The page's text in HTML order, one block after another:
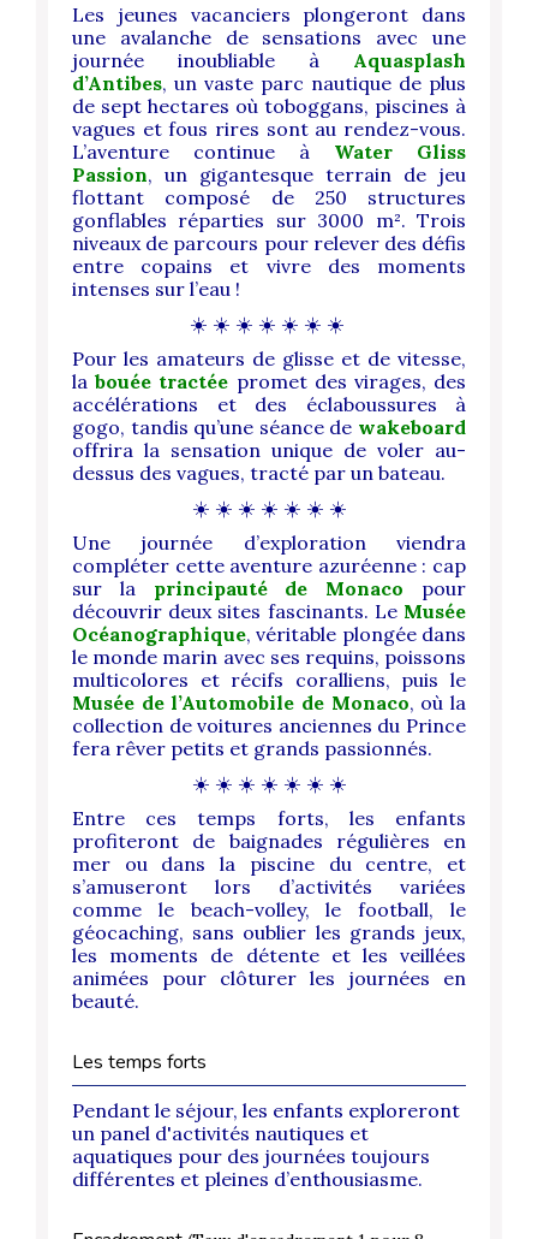
Les jeunes vacanciers plongeront dans
une avalanche de sensations avec une
journée inoubliable à Aquasplash
d’Antibes, un vaste parc nautique de plus
de sept hectares où toboggans, piscines à
vagues et fous rires sont au rendez-vous.
L’aventure continue à Water Gliss
Passion, un gigantesque terrain de jeu
flottant composé de 250 structures
gonflables réparties sur 3000 m². Trois
niveaux de parcours pour relever des défis
entre copains et vivre des moments
intenses sur l’eau !
☀️ ☀️ ☀️ ☀️ ☀️ ☀️ ☀️
Pour les amateurs de glisse et de vitesse,
labouée tractée promet des virages, des
accélérations et des éclaboussures à
gogo, tandis qu’une séance de wakeboard
offrira la sensation unique de voler au-
dessus des vagues, tracté par un bateau.
☀️ ☀️ ☀️ ☀️ ☀️ ☀️ ☀️
Une journée d’exploration viendra
compléter cette aventure azuréenne : cap
sur la principauté de Monaco pour
découvrir deux sites fascinants. Le Musée
Océanographique, véritable plongée dans
le monde marin avec ses requins, poissons
multicolores et récifs coralliens, puis le
Musée de l’Automobile de Monaco, où la
collection de voitures anciennes du Prince
fera rêver petits et grands passionnés.
☀️ ☀️ ☀️ ☀️ ☀️ ☀️ ☀️
Entre ces temps forts, les enfants
profiteront de baignades régulières en
mer ou dans la piscine du centre, et
s’amuseront lors d’activités variées
comme le beach-volley, le football, le
géocaching, sans oublier les grands jeux,
les moments de détente et les veillées
animées pour clôturer les journées en
beauté.
Les temps forts
Pendant le séjour, les enfants exploreront
un panel d'activités nautiques et
aquatiques pour des journées toujours
différentes et pleines d’enthousiasme.